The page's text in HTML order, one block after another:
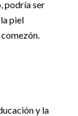
podría ser
piel
y la